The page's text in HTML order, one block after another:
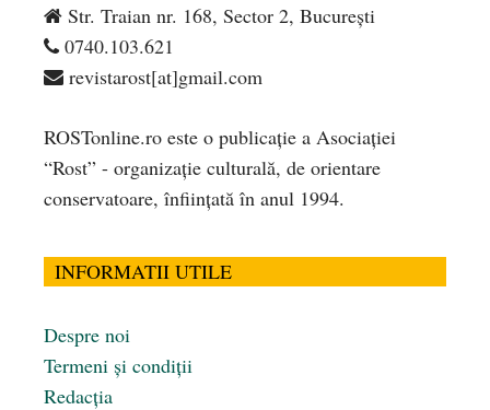
Str. Traian nr. 168, Sector 2, București
0740.103.621
revistarost[at]gmail.com
ROSTonline.ro este o publicaţie a Asociaţiei
“Rost” - organizaţie culturală, de orientare
conservatoare, înfiinţată în anul 1994.
INFORMATII UTILE
Despre noi
Termeni și condiții
Redacția